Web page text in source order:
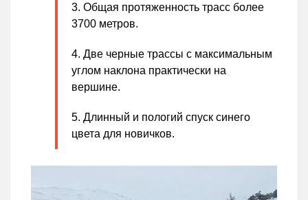
Общая протяженность трасс более
3700 метров.
Две черные трассы с максимальным
углом наклона практически на
вершине.
Длинный и пологий спуск синего
цвета для новичков.